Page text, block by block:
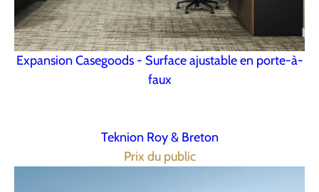
Expansion Casegoods - Surface ajustable en porte-à-
faux
Teknion Roy & Breton
Prix du public